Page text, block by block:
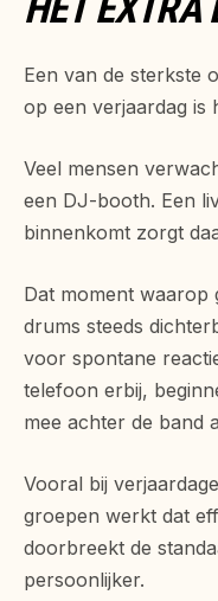
Een van de sterkste
op een verjaardag is
Veel mensen
een DJ-booth. Een
binnenkomt zorgt
Dat moment waarop
drums steeds
voor spontane
telefoon erbij,
mee achter de band
Vooral bij
groepen werkt dat
doorbreekt de
persoonlijker.